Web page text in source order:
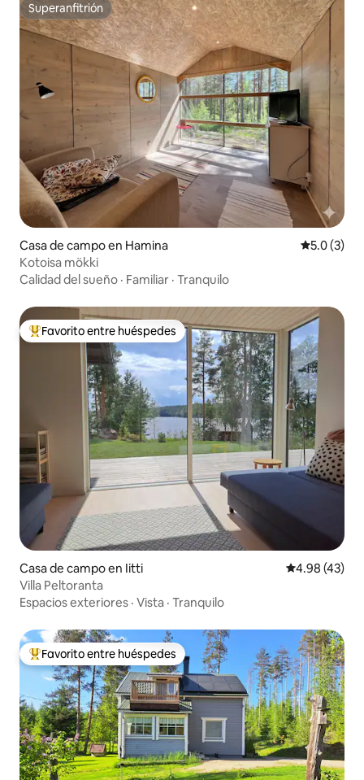
Superanfitrión
Superanfitrión
Casa de campo en Hamina
5.0 (3)
Kotoisa mökki
Calidad del sueño · Familiar · Tranquilo
De los mejores en Favorito entre huéspedes
Favorito entre huéspedes
Casa de campo en Iitti Calificación
4.98 (43)
Villa Peltoranta
Espacios exteriores · Vista · Tranquilo
De los mejores en Favorito entre huéspedes
Favorito entre huéspedes